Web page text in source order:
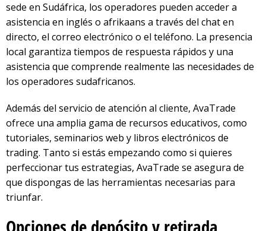
sede en Sudáfrica, los operadores pueden acceder a
asistencia en inglés o afrikaans a través del chat en
directo, el correo electrónico o el teléfono. La presencia
local garantiza tiempos de respuesta rápidos y una
asistencia que comprende realmente las necesidades de
los operadores sudafricanos.
Además del servicio de atención al cliente, AvaTrade
ofrece una amplia gama de recursos educativos, como
tutoriales, seminarios web y libros electrónicos de
trading. Tanto si estás empezando como si quieres
perfeccionar tus estrategias, AvaTrade se asegura de
que dispongas de las herramientas necesarias para
triunfar.